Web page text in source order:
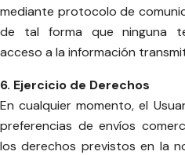
mediante protocolo de
de tal forma que ninguna
acceso a la información
6. Ejercicio de Derechos
En cualquier momento, el
preferencias de envíos
los derechos previstos en la